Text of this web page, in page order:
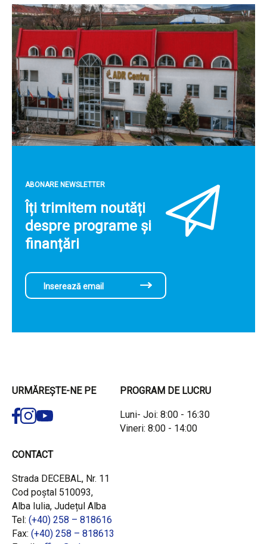
ABONARE NEWSLETTER
Îți trimitem noutăți
despre programe și
finanțări
URMĂREȘTE-NE PE PROGRAM DE LUCRU
Luni- Joi: 8:00 - 16:30
Vineri: 8:00 - 14:00
CONTACT
Strada DECEBAL, Nr. 11
Cod poștal 510093,
Alba Iulia, Județul Alba
Tel: (+40) 258 – 818616
Fax: (+40) 258 – 818613